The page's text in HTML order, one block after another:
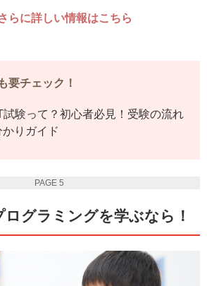
らに詳しい情報はこちら
要チェック！
試験って？初心者必見！受験の流れ
かりガイド
PAGE 5
グラミングを学ぶなら！